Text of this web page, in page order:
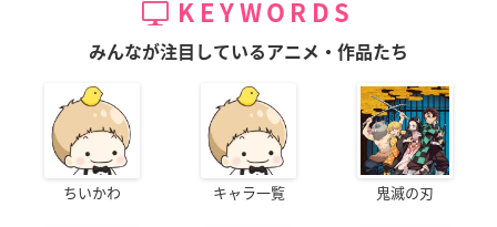
KEYWORDS
みんなが注目しているアニメ・作品たち
ちいかわ キャラ一覧 鬼滅の刃